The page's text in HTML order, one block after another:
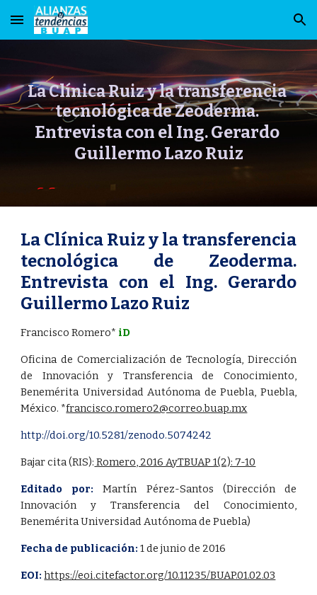
Skip to main content Skip to navigation
La Clínica Ruiz y la transferencia
tecnológica de Zeoderma.
Entrevista con el Ing. Gerardo
Guillermo Lazo Ruiz
La Clínica Ruiz y la transferencia
tecnológica de Zeoderma.
Entrevista con el Ing. Gerardo
Guillermo Lazo Ruiz
Francisco Romero* iD
Oficina de Comercialización de Tecnología, Dirección
de Innovación y Transferencia de Conocimiento,
Benemérita Universidad Autónoma de Puebla, Puebla,
México. *francisco.romero2@correo.buap.mx
http://doi.org/10.5281/zenodo.5074242
Bajar cita (RIS): Romero, 2016 AyTBUAP 1(2): 7-10
Editado por:
Martín Pérez-Santos (Dirección de
Innovación y Transferencia del Conocimiento,
Benemérita Universidad Autónoma de Puebla)
Fecha de publicación: 1 de junio de 2016
EOI: https://eoi.citefactor.org/10.11235/BUAP.01.02.03